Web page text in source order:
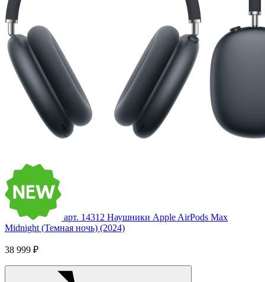
арт. 14312 Наушники Apple AirPods Max
Midnight (Темная ночь) (2024)
38 999 ₽